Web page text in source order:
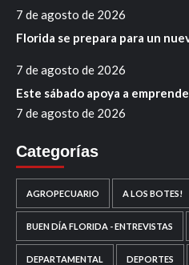
7 de agosto de 2026
Florida se prepara para un
7 de agosto de 2026
Este sábado apoya a
7 de agosto de 2026
Categorías
AGROPECUARIO A LOS BOTES!
BUEN DÍA FLORIDA - ENTREVISTAS
DEPARTAMENTAL DEPORTES